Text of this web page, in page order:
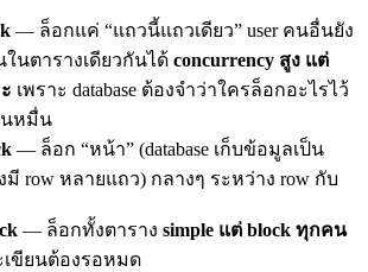
— ล็อกแค่ “แถวนี้แถวเดียว” user คนอื่นยัง
นตารางเดียวกันได้ concurrency สูง แต่
เพราะ database ต้องจำว่าใครล็อกอะไรไว้
นหมื่น
— ล็อก “หน้า” (database เก็บข้อมูลเป็น
row หลายแถว) กลางๆ ระหว่าง row กับ
— ล็อกทั้งตาราง simple แต่ block ทุกคน
เขียนต้องรอหมด